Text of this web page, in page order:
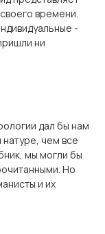
времени.
-
ни
дал бы нам
чем все
мы могли бы
Но
и их